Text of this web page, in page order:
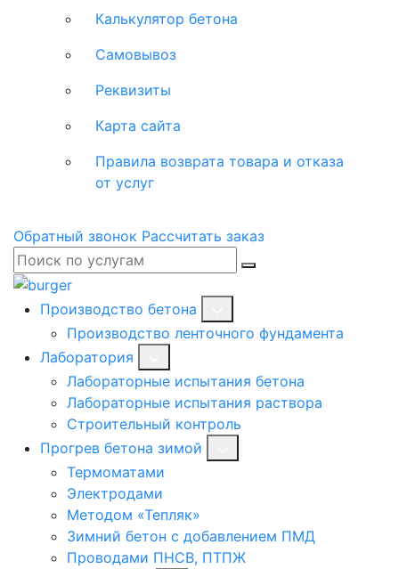
Калькулятор бетона
Самовывоз
Реквизиты
Карта сайта
Правила возврата товара и отказа
от услуг
Обратный звонок Рассчитать заказ
Производство бетона
Производство ленточного фундамента
Лаборатория
Лабораторные испытания бетона
Лабораторные испытания раствора
Строительный контроль
Прогрев бетона зимой
Термоматами
Электродами
Методом «Тепляк»
Зимний бетон с добавлением ПМД
Проводами ПНСВ, ПТПЖ